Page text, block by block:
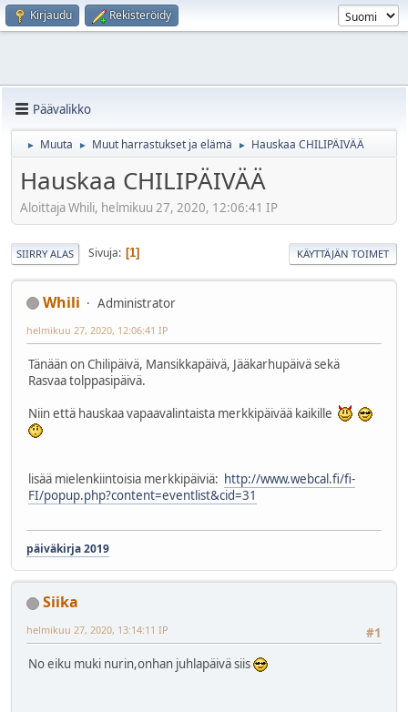
Kirjaudu Rekisteröidy
Päävalikko
► Muuta ► Muut harrastukset ja elämä ► Hauskaa CHILIPÄIVÄÄ
Hauskaa CHILIPÄIVÄÄ
Aloittaja Whili, helmikuu 27, 2020, 12:06:41 IP
SIIRRY ALAS Sivuja 1 KÄYTTÄJÄN TOIMET
Whili Administrator
helmikuu 27, 2020, 12:06:41 IP
Tänään on Chilipäivä, Mansikkapäivä, Jääkarhupäivä sekä
Rasvaa tolppasipäivä.
Niin että hauskaa vapaavalintaista merkkipäivää kaikille
lisää mielenkiintoisia merkkipäiviä: http://www.webcal.fi/fi-
FI/popup.php?content=eventlist&cid=31
päiväkirja 2019
Siika
#1
helmikuu 27, 2020, 13:14:11 IP
No eiku muki nurin,onhan juhlapäivä siis